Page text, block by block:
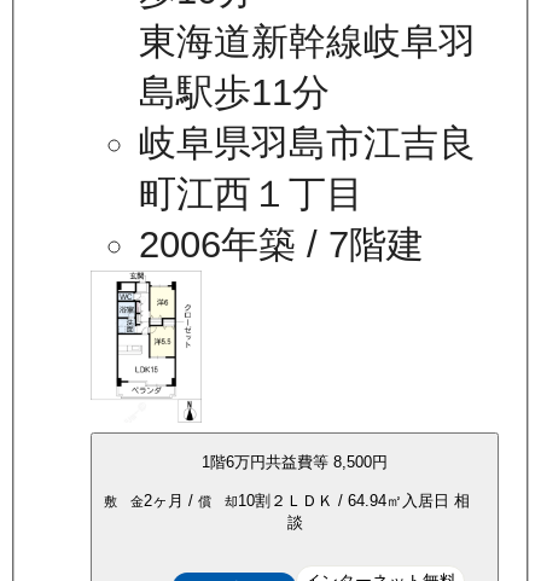
東海道新幹線岐阜羽
島駅歩11分
岐阜県羽島市江吉良
町江西１丁目
2006年築 / 7階建
1階6万円共益費等8,500円
敷 金2ヶ月 /償 却10割 ２ＬＤＫ /64.94㎡ 入居日相
談